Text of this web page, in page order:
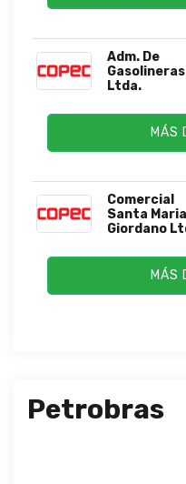
Adm. De
Gasolineras
Ltda.
MÁS
Comercial
Santa Maria
Giordano
MÁS
Petrobras